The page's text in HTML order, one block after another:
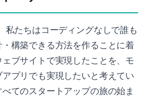
私たちはコーディングなしで誰も
構築できる方法を作ることに着
ブサイトで実現したことを、モ
プリでも実現したいと考えてい
てのスタートアップの旅の始ま